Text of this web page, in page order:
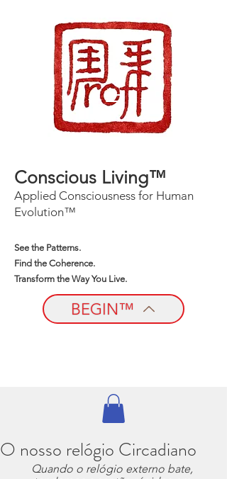
Conscious Living™
Applied Consciousness for Human
Evolution™
See the Patterns.
Find the Coherence.
Transform the Way You Live.
BEGIN™
O nosso relógio Circadiano
Quando o relógio externo bate,